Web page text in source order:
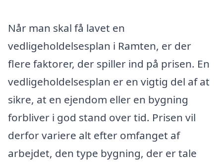
Når man skal få lavet en
vedligeholdelsesplan i Ramten, er der
flere faktorer, der spiller ind på prisen. En
vedligeholdelsesplan er en vigtig del af at
sikre, at en ejendom eller en bygning
forbliver i god stand over tid. Prisen vil
derfor variere alt efter omfanget af
arbejdet, den type bygning, der er tale